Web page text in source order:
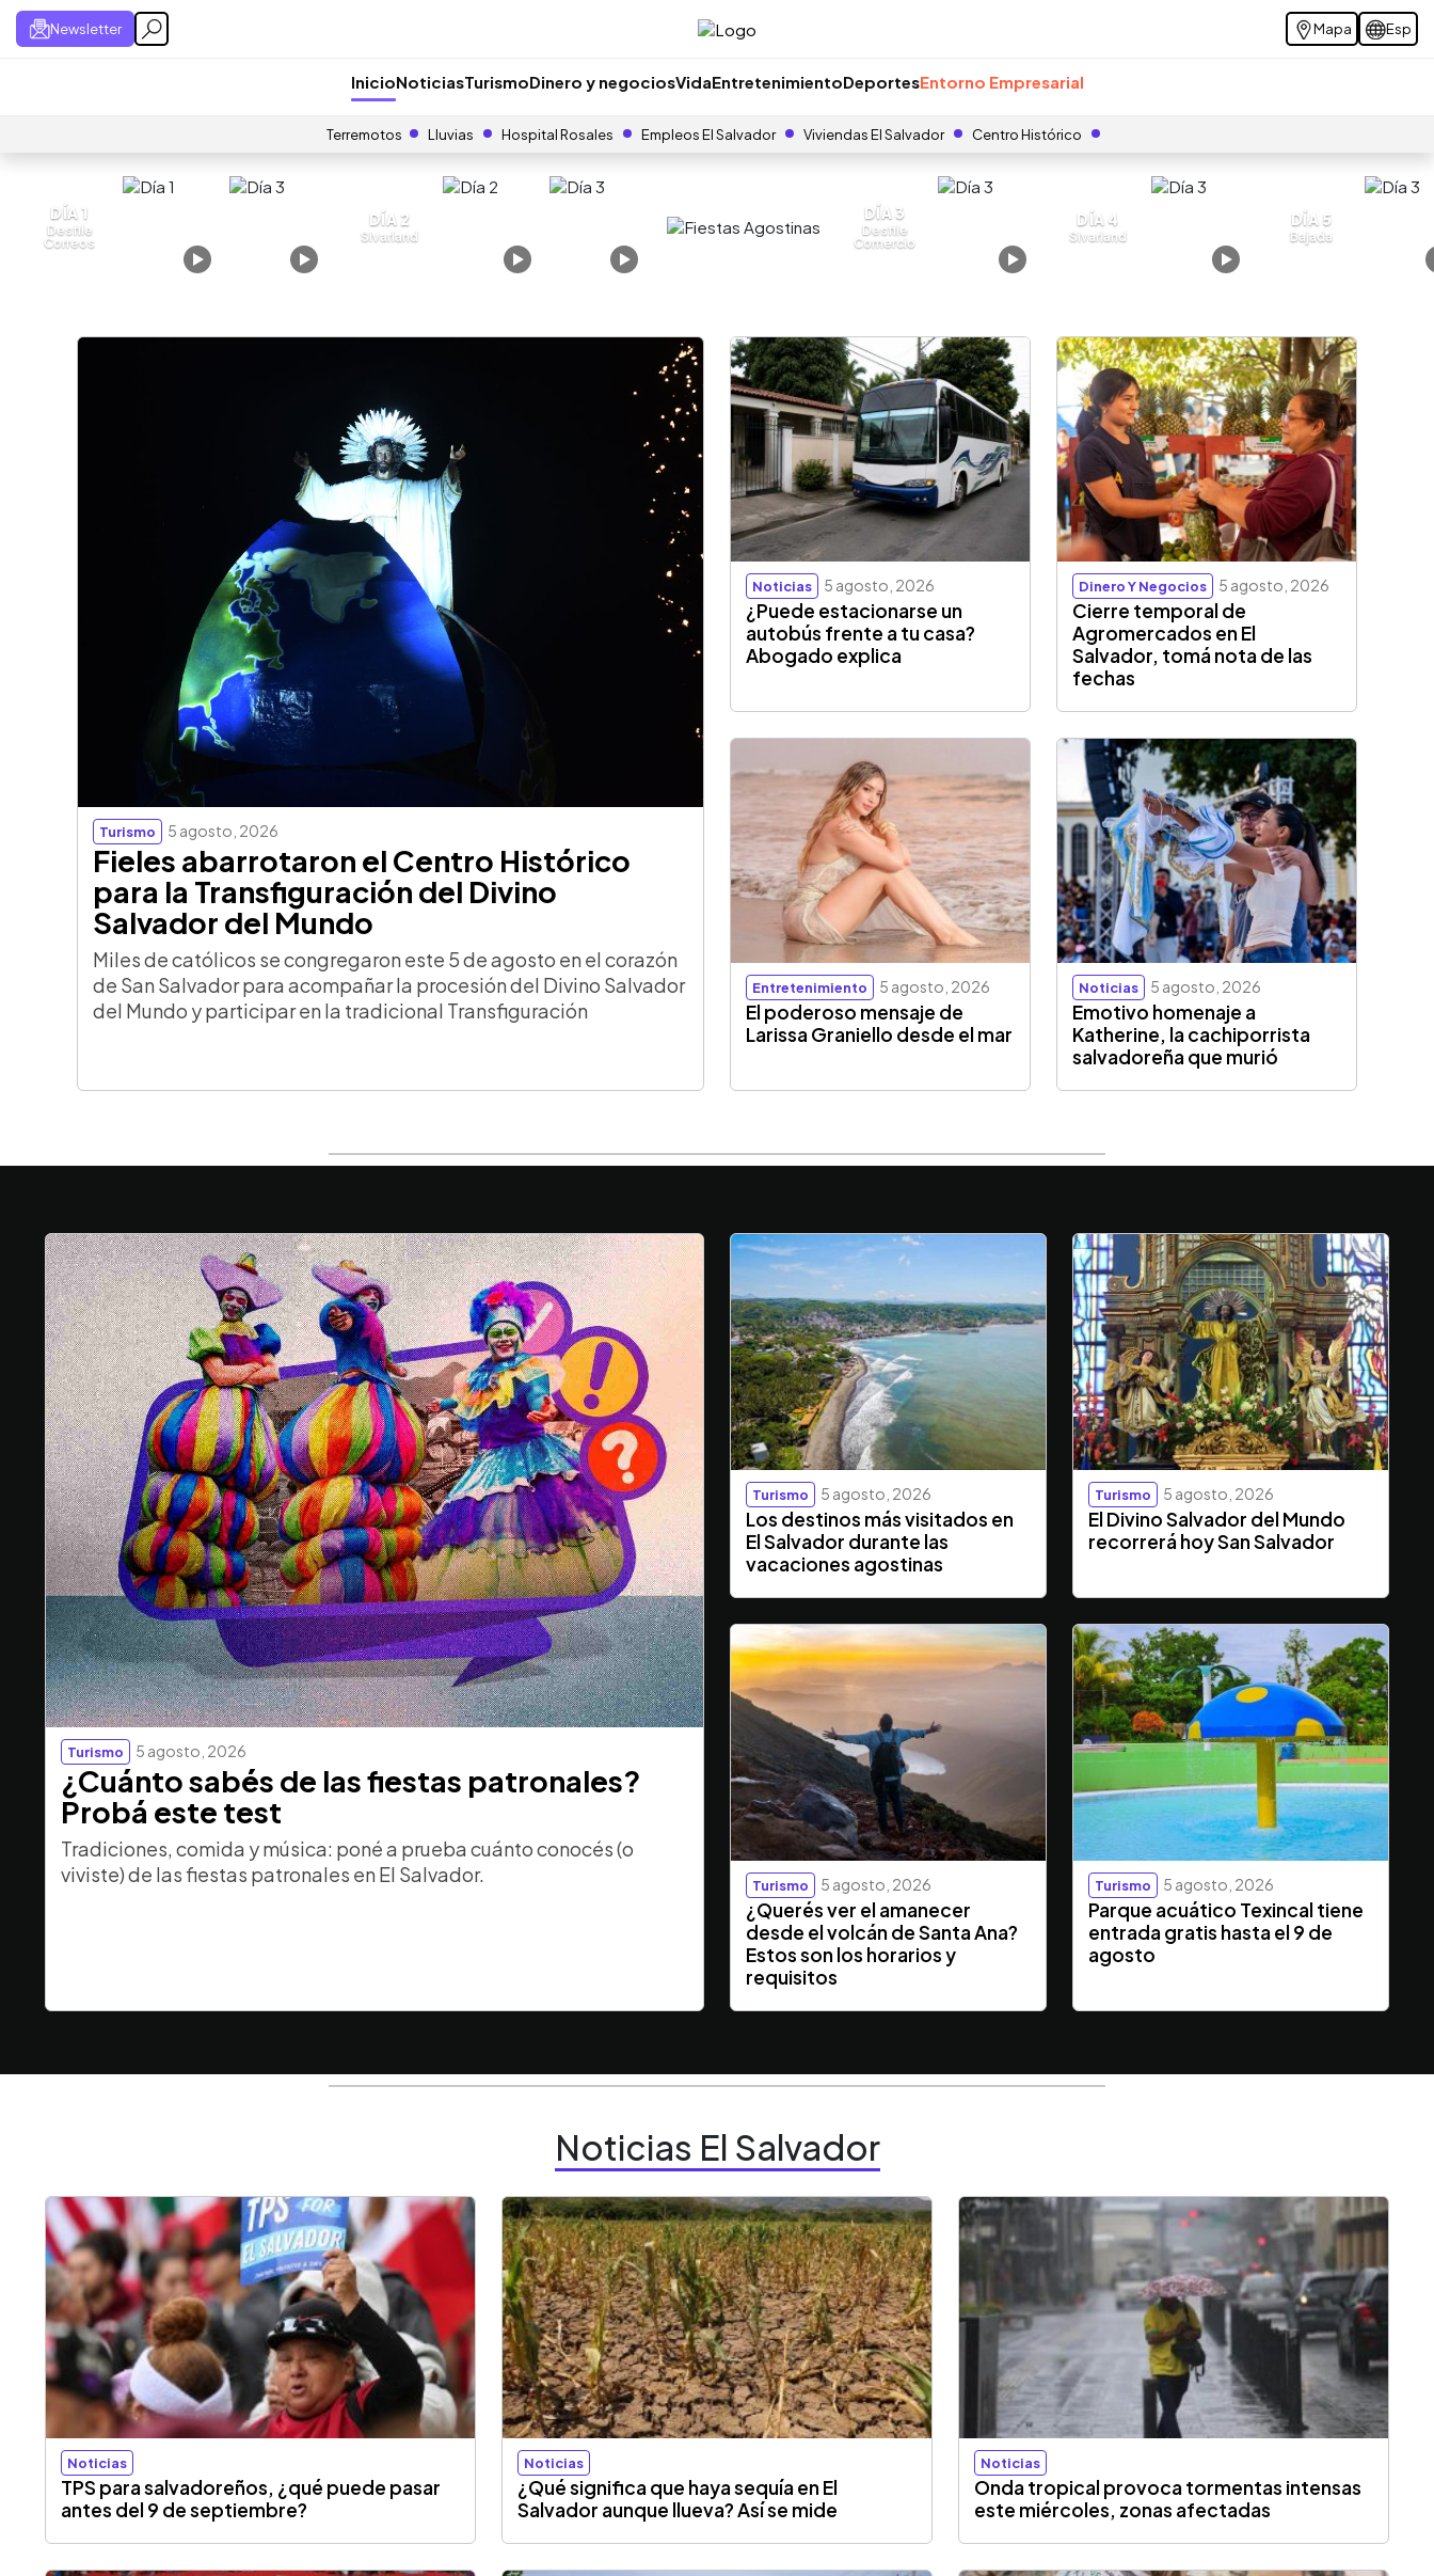
Newsletter Mapa Esp
InicioNoticiasTurismoDinero y negociosVidaEntretenimientoDeportesEntorno Empresarial
Terremotos Lluvias Hospital Rosales Empleos El Salvador Viviendas El Salvador Centro Histórico
DÍA 1
Desfile
Correos
DÍA 2
Sivarland
DÍA 3
Desfile
Comercio
DÍA 4
Sivarland
DÍA 5
Bajada
Turismo 5 agosto, 2026
Fieles abarrotaron el Centro Histórico
para la Transfiguración del Divino
Salvador del Mundo
Miles de católicos se congregaron este 5 de agosto en el corazón
de San Salvador para acompañar la procesión del Divino Salvador
del Mundo y participar en la tradicional Transfiguración
Noticias 5 agosto, 2026
¿Puede estacionarse un
autobús frente a tu casa?
Abogado explica
Dinero Y Negocios 5 agosto, 2026
Cierre temporal de
Agromercados en El
Salvador, tomá nota de las
fechas
Entretenimiento 5 agosto, 2026
El poderoso mensaje de
Larissa Graniello desde el mar
Noticias 5 agosto, 2026
Emotivo homenaje a
Katherine, la cachiporrista
salvadoreña que murió
Turismo 5 agosto, 2026
¿Cuánto sabés de las fiestas patronales?
Probá este test
Tradiciones, comida y música: poné a prueba cuánto conocés (o
viviste) de las fiestas patronales en El Salvador.
Turismo 5 agosto, 2026
Los destinos más visitados en
El Salvador durante las
vacaciones agostinas
Turismo 5 agosto, 2026
El Divino Salvador del Mundo
recorrerá hoy San Salvador
Turismo 5 agosto, 2026
¿Querés ver el amanecer
desde el volcán de Santa Ana?
Estos son los horarios y
requisitos
Turismo 5 agosto, 2026
Parque acuático Texincal tiene
entrada gratis hasta el 9 de
agosto
Noticias El Salvador
Noticias
TPS para salvadoreños, ¿qué puede pasar
antes del 9 de septiembre?
Noticias
¿Qué significa que haya sequía en El
Salvador aunque llueva? Así se mide
Noticias
Onda tropical provoca tormentas intensas
este miércoles, zonas afectadas